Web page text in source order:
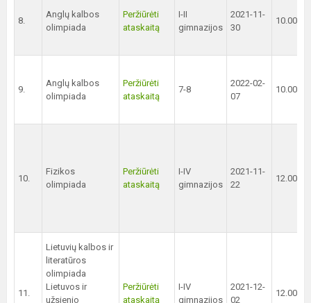
8.
Anglų kalbos
olimpiada
Peržiūrėti
ataskaitą
I-II
gimnazijos
2021-11-
30
10.00
9.
Anglų kalbos
olimpiada
Peržiūrėti
ataskaitą
7-8
2022-02-
07
10.00
10.
Fizikos
olimpiada
Peržiūrėti
ataskaitą
I-IV
gimnazijos
2021-11-
22
12.00
11.
Lietuvių kalbos ir
literatūros
olimpiada
Lietuvos ir
užsienio
Peržiūrėti
ataskaitą
I-IV
gimnazijos
2021-12-
02
12.00